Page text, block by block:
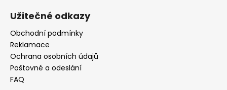
Užitečné odkazy
Obchodní podmínky
Reklamace
Ochrana osobních údajů
Poštovné a odeslání
FAQ